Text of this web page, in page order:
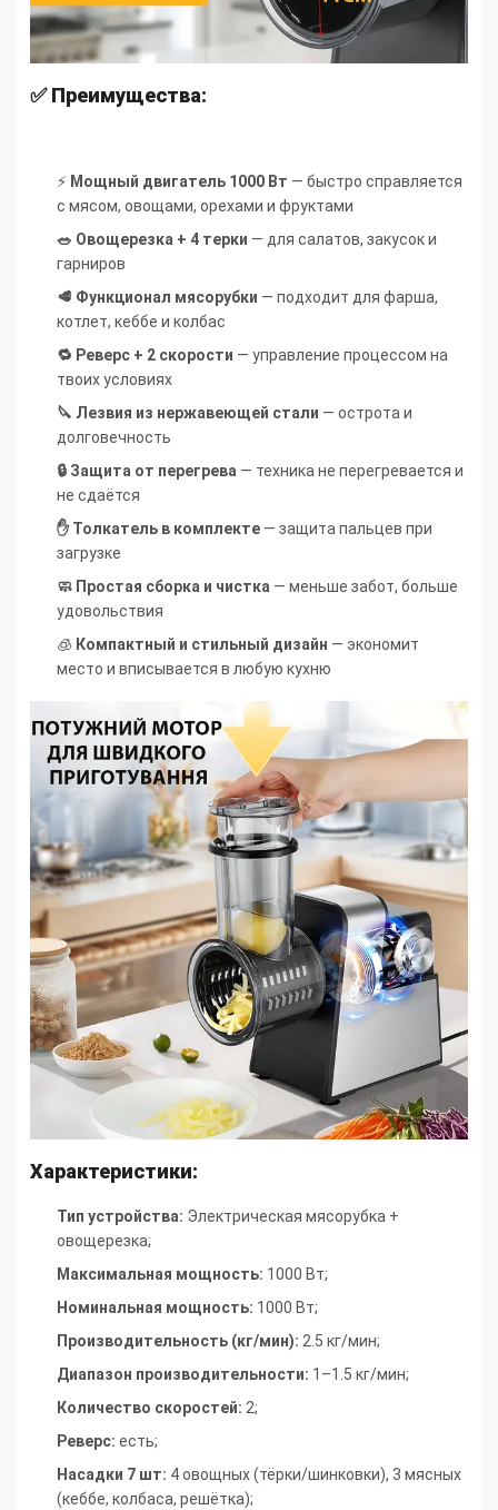
✅ Преимущества:
⚡ Мощный двигатель 1000 Вт — быстро справляется
с мясом, овощами, орехами и фруктами
🥗 Овощерезка + 4 терки — для салатов, закусок и
гарниров
🥩 Функционал мясорубки — подходит для фарша,
котлет, кеббе и колбас
🔁 Реверс + 2 скорости — управление процессом на
твоих условиях
🔪 Лезвия из нержавеющей стали — острота и
долговечность
🔒 Защита от перегрева — техника не перегревается и
не сдаётся
✋ Толкатель в комплекте — защита пальцев при
загрузке
🧼 Простая сборка и чистка — меньше забот, больше
удовольствия
🧊 Компактный и стильный дизайн — экономит
место и вписывается в любую кухню
Характеристики:
Тип устройства: Электрическая мясорубка +
овощерезка;
Максимальная мощность: 1000 Вт;
Номинальная мощность: 1000 Вт;
Производительность (кг/мин): 2.5 кг/мин;
Диапазон производительности: 1–1.5 кг/мин;
Количество скоростей: 2;
Реверс: есть;
Насадки 7 шт: 4 овощных (тёрки/шинковки), 3 мясных
(кеббе, колбаса, решётка);